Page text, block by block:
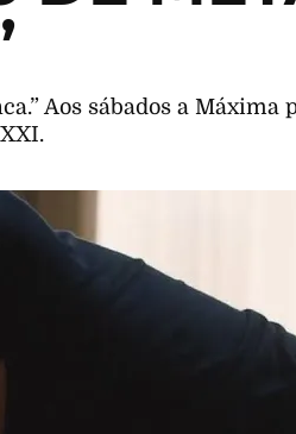
Aos sábados a Máxima